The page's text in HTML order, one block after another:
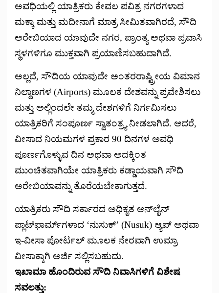
ಅವಧಿಯಲ್ಲಿ ಯಾತ್ರಿಕರು ಕೇವಲ ಪವಿತ್ರ ನಗರಗಳಾದ
ಮಕ್ಕಾ ಮತ್ತು ಮದೀನಾಗೆ ಮಾತ್ರ ಸೀಮಿತವಾಗಿರದೆ, ಸೌದಿ
ಅರೇಬಿಯಾದ ಯಾವುದೇ ನಗರ, ಪ್ರಾಂತ್ಯ ಅಥವಾ ಪ್ರವಾಸಿ
ಸ್ಥಳಗಳಿಗೂ ಮುಕ್ತವಾಗಿ ಪ್ರಯಾಣಿಸಬಹುದಾಗಿದೆ.
ಅಲ್ಲದೆ, ಸೌದಿಯ ಯಾವುದೇ ಅಂತರರಾಷ್ಟ್ರೀಯ ವಿಮಾನ
ನಿಲ್ದಾಣಗಳ (Airports) ಮೂಲಕ ದೇಶವನ್ನು ಪ್ರವೇಶಿಸಲು
ಮತ್ತು ಅಲ್ಲಿಂದಲೇ ತಮ್ಮ ದೇಶಗಳಿಗೆ ನಿರ್ಗಮಿಸಲು
ಯಾತ್ರಿಕರಿಗೆ ಸಂಪೂರ್ಣ ಸ್ವಾತಂತ್ರ್ಯ ನೀಡಲಾಗಿದೆ. ಆದರೆ,
ವೀಸಾದ ನಿಯಮಗಳ ಪ್ರಕಾರ 90 ದಿನಗಳ ಅವಧಿ
ಪೂರ್ಣಗೊಳ್ಳುವ ದಿನ ಅಥವಾ ಅದಕ್ಕಿಂತ
ಮುಂಚಿತವಾಗಿಯೇ ಯಾತ್ರಿಕರು ಕಡ್ಡಾಯವಾಗಿ ಸೌದಿ
ಅರೇಬಿಯಾವನ್ನು ತೊರೆಯಬೇಕಾಗುತ್ತದೆ.
ಯಾತ್ರಿಕರು ಸೌದಿ ಸರ್ಕಾರದ ಅಧಿಕೃತ ಆನ್‌ಲೈನ್
ಪ್ಲಾಟ್‌ಫಾರ್ಮ್‌ಗಳಾದ ‘ನುಸುಕ್’ (Nusuk) ಆ್ಯಪ್ ಅಥವಾ
ಇ-ವೀಸಾ ಪೋರ್ಟಲ್ ಮೂಲಕ ನೇರವಾಗಿ ಉಮ್ರಾ
ವೀಸಾಕ್ಕಾಗಿ ಅರ್ಜಿ ಸಲ್ಲಿಸಬಹುದು.
ಇಖಾಮಾ ಹೊಂದಿರುವ ಸೌದಿ ನಿವಾಸಿಗಳಿಗೆ ವಿಶೇಷ
ಸವಲತ್ತು: